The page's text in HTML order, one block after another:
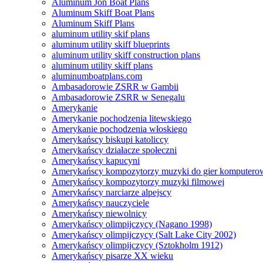
Aluminum Jon Boat Plans
Aluminum Skiff Boat Plans
Aluminum Skiff Plans
aluminum utility skif plans
aluminum utility skiff blueprints
aluminum utility skiff construction plans
aluminum utility skiff plans
aluminumboatplans.com
Ambasadorowie ZSRR w Gambii
Ambasadorowie ZSRR w Senegalu
Amerykanie
Amerykanie pochodzenia litewskiego
Amerykanie pochodzenia włoskiego
Amerykańscy biskupi katoliccy
Amerykańscy działacze społeczni
Amerykańscy kapucyni
Amerykańscy kompozytorzy muzyki do gier
Amerykańscy kompozytorzy muzyki filmowej
Amerykańscy narciarze alpejscy
Amerykańscy nauczyciele
Amerykańscy niewolnicy
Amerykańscy olimpijczycy (Nagano 1998)
Amerykańscy olimpijczycy (Salt Lake City 2002)
Amerykańscy olimpijczycy (Sztokholm 1912)
Amerykańscy pisarze XX wieku